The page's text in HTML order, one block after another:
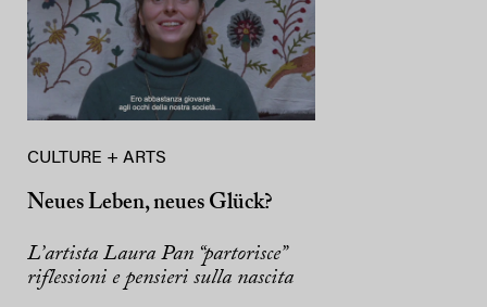
CULTURE + ARTS
Neues Leben, neues Glück?
L’artista Laura Pan “partorisce”
riflessioni e pensieri sulla nascita